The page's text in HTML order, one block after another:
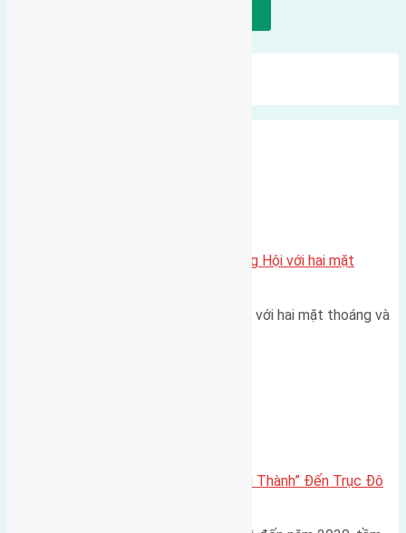
Một vị trí hiếm còn lại tại X1 Đông Hội với hai mặt
Một góc tái định cư X1 Đông Hội với hai mặt thoáng và
Đông Anh 2026: Từ “Huyện Ngoại Thành” Đến Trục Đô